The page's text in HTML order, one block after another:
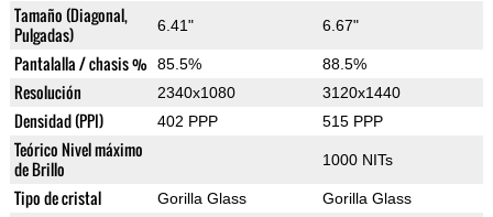
Tamaño (Diagonal,
Pulgadas)
6.41" 6.67"
Pantalalla / chasis % 85.5% 88.5%
Resolución 2340x1080 3120x1440
Densidad (PPI) 402 PPP 515 PPP
Teórico Nivel máximo
de Brillo
1000 NITs
Tipo de cristal Gorilla Glass Gorilla Glass